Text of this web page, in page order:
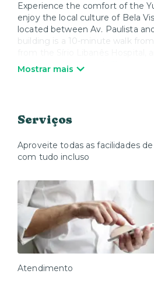
Experience the comfort of the
enjoy the local culture of Bela
located between Av. Paulista
building is a 10-minute walk
access to the Renault Theatre
visitor policy. Please consult
information.
Mostrar mais
Serviços
Aproveite todas as facilidades
com tudo incluso
Atendimento